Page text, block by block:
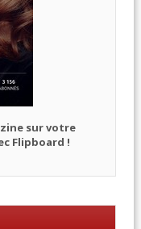
sur votre
Flipboard !